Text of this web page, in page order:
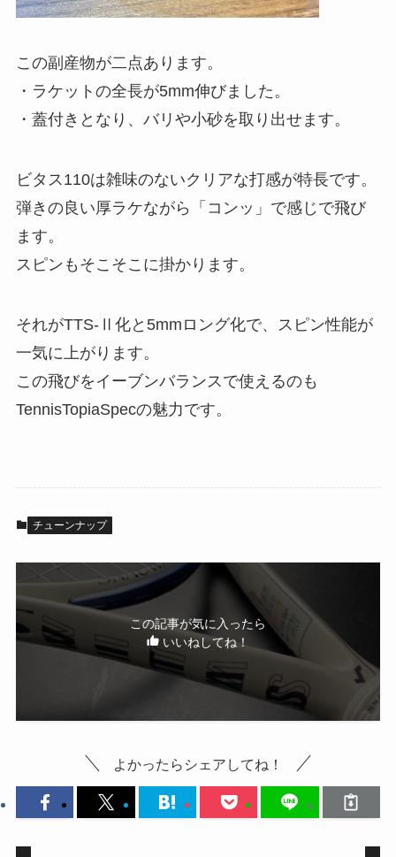
この副産物が二点あります。
・ラケットの全長が5mm伸びました。
・蓋付きとなり、バリや小砂を取り出せます。
ビタス110は雑味のないクリアな打感が特長です。
弾きの良い厚ラケながら「コンッ」で感じで飛び
ます。
スピンもそこそこに掛かります。
それがTTS-Ⅱ化と5mmロング化で、スピン性能が
一気に上がります。
この飛びをイーブンバランスで使えるのも
TennisTopiaSpecの魅力です。
チューンナップ
この記事が気に入ったら
いいねしてね！
よかったらシェアしてね！